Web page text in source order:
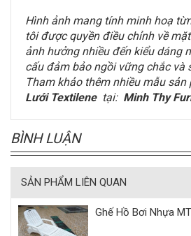
Hình ảnh mang tính minh hoạ
tôi được quyền điều chỉnh về
ảnh hưởng nhiều đến kiểu dáng
cấu đảm bảo ngồi vững chắc và
Tham khảo thêm nhiều mẫu sản
Lưới Textilene tại: Minh Thy
BÌNH LUẬN
SẢN PHẨM LIÊN QUAN
Ghế Hồ Bơi Nhựa